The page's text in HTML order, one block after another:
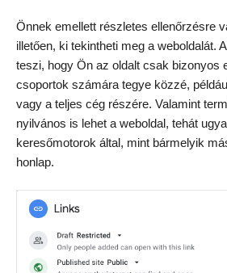
Önnek emellett részletes ellenőrzésre
illetően, ki tekintheti meg a weboldalát.
teszi, hogy Ön az oldalt csak bizonyos
csoportok számára tegye közzé,
vagy a teljes cég részére. Valamint
nyilvános is lehet a weboldal, tehát
keresőmotorok által, mint bármelyik
honlap.